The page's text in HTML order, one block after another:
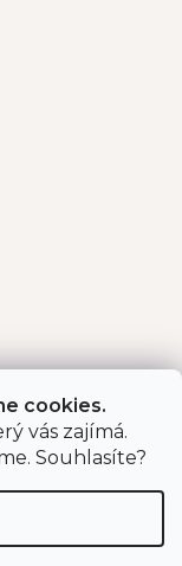
cookies.
vás zajímá.
Souhlasíte?